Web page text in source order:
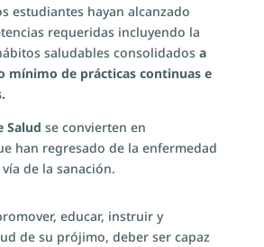
estudiantes hayan alcanzado
requeridas incluyendo la
saludables consolidados a
mínimo de prácticas continuas e
Salud se convierten en
han regresado de la enfermedad
de la sanación.
educar, instruir y
de su prójimo, deber ser capaz